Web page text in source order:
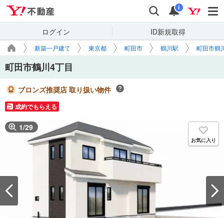
検索 通知
i
ログイン ID新規取得
新築一戸建て 東京都 町田市 鶴川駅 町田市鶴
町田市鶴川4丁目
ブロンズ推奨店 取り扱い物件
成約でもらえる
1/29
お気に入り